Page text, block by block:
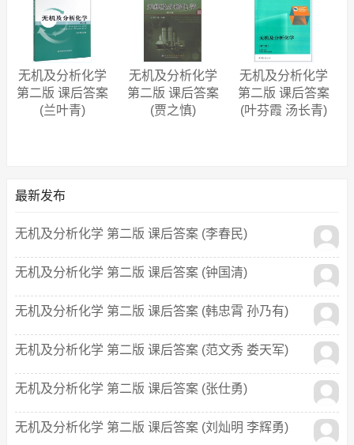
无机及分析化学
第二版 课后答案
(兰叶青)
无机及分析化学
第二版 课后答案
(贾之慎)
无机及分析化学
第二版 课后答案
(叶芬霞 汤长青)
最新发布
无机及分析化学 第二版 课后答案 (李春民)
无机及分析化学 第二版 课后答案 (钟国清)
无机及分析化学 第二版 课后答案 (韩忠霄 孙乃有)
无机及分析化学 第二版 课后答案 (范文秀 娄天军)
无机及分析化学 第二版 课后答案 (张仕勇)
无机及分析化学 第二版 课后答案 (刘灿明 李辉勇)